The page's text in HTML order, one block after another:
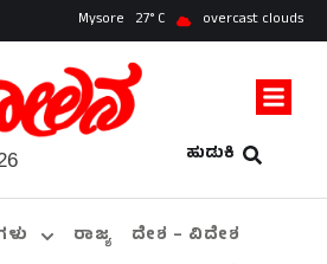
Mysore 27 overcast clouds
ಹುಡುಕಿ
ರಾಜ್ಯ
ದೇಶ – ವಿದೇಶ